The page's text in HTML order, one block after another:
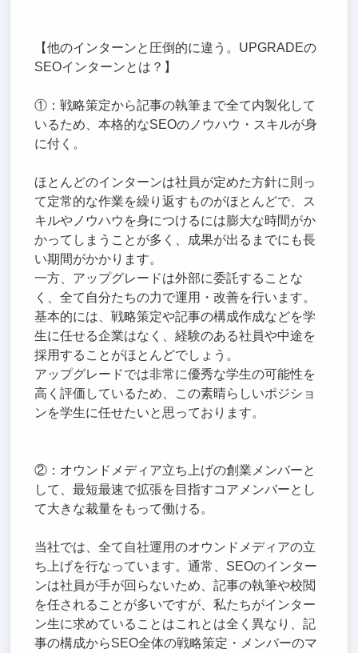
【他のインターンと圧倒的に違う。UPGRADEの
SEOインターンとは？】
①：戦略策定から記事の執筆まで全て内製化して
いるため、本格的なSEOのノウハウ・スキルが身
に付く。
ほとんどのインターンは社員が定めた方針に則っ
て定常的な作業を繰り返すものがほとんどで、ス
キルやノウハウを身につけるには膨大な時間がか
かってしまうことが多く、成果が出るまでにも長
い期間がかかります。
一方、アップグレードは外部に委託することな
く、全て自分たちの力で運用・改善を行います。
基本的には、戦略策定や記事の構成作成などを学
生に任せる企業はなく、経験のある社員や中途を
採用することがほとんどでしょう。
アップグレードでは非常に優秀な学生の可能性を
高く評価しているため、この素晴らしいポジショ
ンを学生に任せたいと思っております。
②：オウンドメディア立ち上げの創業メンバーと
して、最短最速で拡張を目指すコアメンバーとし
て大きな裁量をもって働ける。
当社では、全て自社運用のオウンドメディアの立
ち上げを行なっています。通常、SEOのインター
ンは社員が手が回らないため、記事の執筆や校閲
を任されることが多いですが、私たちがインター
ン生に求めていることはこれとは全く異なり、記
事の構成からSEO全体の戦略策定・メンバーのマ